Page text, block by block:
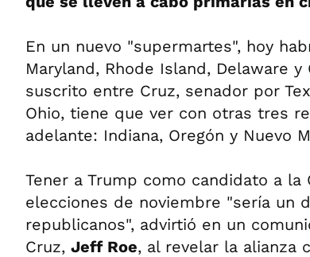
En un nuevo "supermartes", hoy
Maryland, Rhode Island, Delaware
suscrito entre Cruz, senador por
Ohio, tiene que ver con otras tres
adelante: Indiana, Oregón y Nuevo
Tener a Trump como candidato a la
elecciones de noviembre "sería un
republicanos", advirtió en un
Cruz, Jeff Roe, al revelar la alianza